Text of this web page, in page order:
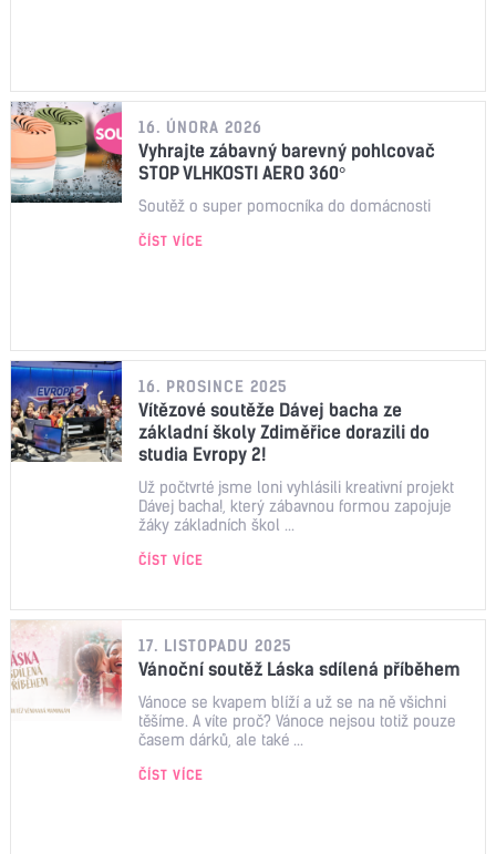
16. ÚNORA 2026
Vyhrajte zábavný barevný pohlcovač
STOP VLHKOSTI AERO 360°
Soutěž o super pomocníka do domácnosti
ČÍST VÍCE
16. PROSINCE 2025
Vítězové soutěže Dávej bacha ze
základní školy Zdiměřice dorazili do
studia Evropy 2!
Už počtvrté jsme loni vyhlásili kreativní projekt
Dávej bacha!, který zábavnou formou zapojuje
žáky základních škol ...
ČÍST VÍCE
17. LISTOPADU 2025
Vánoční soutěž Láska sdílená příběhem
Vánoce se kvapem blíží a už se na ně všichni
těšíme. A víte proč? Vánoce nejsou totiž pouze
časem dárků, ale také ...
ČÍST VÍCE